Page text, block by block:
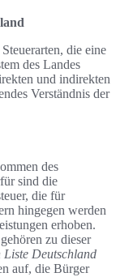
die eine
des Landes
und indirekten
Verständnis der
des
sind die
die für
hingegen werden
erhoben.
zu dieser
Liste Deutschland
auf, die Bürger